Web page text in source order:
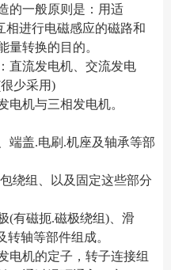
的一般原则是：用适
进行电磁感应的磁路和
量转换的目的。
流发电机、交流发电
少采用)
机与三相发电机。
盖.电刷.机座及轴承等部
组、以及固定这些部分
磁扼.磁极绕组)、滑
轴等部件组成。
机的定子，转子连接组